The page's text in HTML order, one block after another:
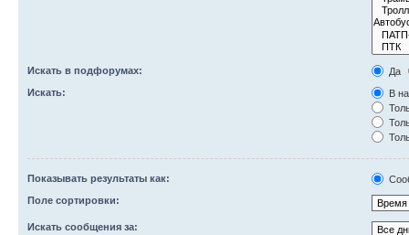
Искать в подфорумах:
Да
Искать:
В
Показывать результаты как:
Поле сортировки:
Искать сообщения за: